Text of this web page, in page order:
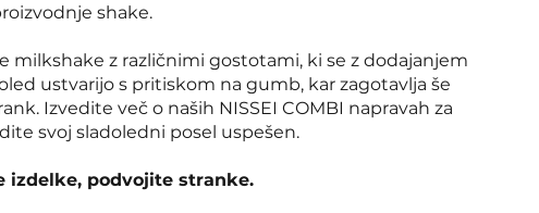
shake.
milkshake z različnimi gostotami, ki se z dodajanjem
ustvarijo s pritiskom na gumb, kar zagotavlja še
Izvedite več o naših NISSEI COMBI napravah za
svoj sladoledni posel uspešen.
izdelke, podvojite stranke.